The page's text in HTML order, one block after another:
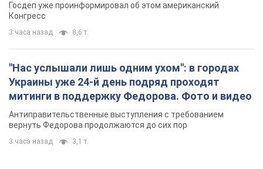
Госдеп уже проинформировал об этом американский
Конгресс
3 часа назад 8,6 т.
"Нас услышали лишь одним ухом": в городах
Украины уже 24-й день подряд проходят
митинги в поддержку Федорова. Фото и видео
Антиправительственные выступления с требованием
вернуть Федорова продолжаются до сих пор
3 часа назад 3,1 т.